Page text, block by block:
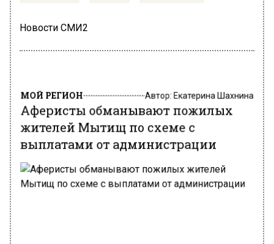
Новости СМИ2
МОЙ РЕГИОН Автор: Екатерина Шахнина
Аферисты обманывают пожилых
жителей Мытищ по схеме с
выплатами от администрации